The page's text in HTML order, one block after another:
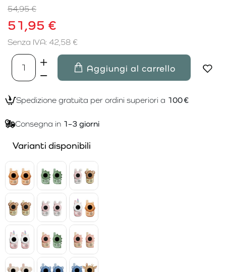
51,95 €
54,95 €
Senza IVA: 42,58 €
Aggiungi al carrello
Spedizione gratuita per ordini superiori a 100 €
Consegna in 1–3 giorni
Varianti disponibili